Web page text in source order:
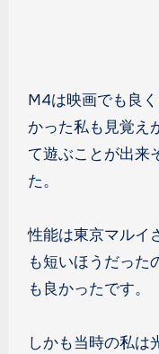
M4は映画でも良
かった私も見覚え
て遊ぶことが出来
た。
性能は東京マルイ
も短いほうだった
も良かったです。
しかも当時の私は